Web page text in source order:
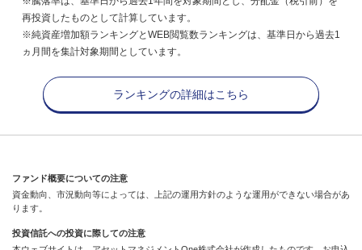
再投資したものとして計算しています。
※純資産増加額ランキングとWEB閲覧数ランキングは、基準日から過去1
ヵ月間を集計対象期間としています。
ランキングの詳細はこちら
ファンド概要についての注意
資金動向、市況動向等によっては、上記の運用方針のような運用ができない場合があ
ります。
投資信託への投資に際しての注意